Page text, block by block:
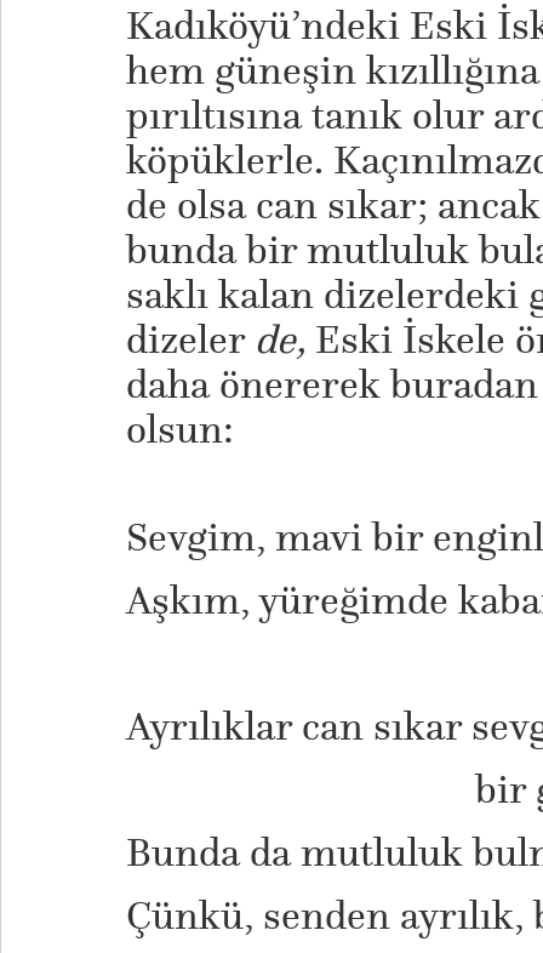
Kadıköyü’ndeki Eski
hem güneşin
pırıltısına tanık olur
köpüklerle.
de olsa can sıkar;
bunda bir mutluluk
saklı kalan dizelerdeki
dizeler de, Eski İskele
daha önererek
olsun:
Sevgim, mavi bir
Aşkım, yüreğimde
Ayrılıklar can sıkar
bir gün
Bunda da mutluluk
Çünkü, senden